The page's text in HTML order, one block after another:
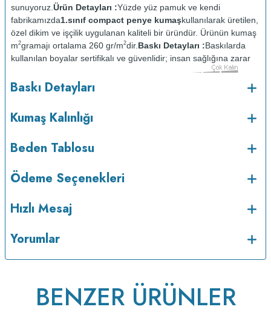
sunuyoruz. Ürün Detayları :Yüzde yüz pamuk ve kendi
fabrikamızda1.sınıf compact penye kumaşkullanılarak üretilen,
özel dikim ve işçilik uygulanan kaliteli bir üründür. Ürünün kumaş
m2gramajı ortalama 260 gr/m2dir. Baskı Detayları :Baskılarda
kullanılan boyalar sertifikalı ve güvenlidir; insan sağlığına zarar
vermez.
Kumaş Kalınlığı :
Bakım : Kısa programda maksimum 30
kurutulmaz.Orta ısıda ve tersten ütülenir.
Baskı Detayları
Kumaş Kalınlığı
Beden Tablosu
Ödeme Seçenekleri
Hızlı Mesaj
Yorumlar
BENZER ÜRÜNLER